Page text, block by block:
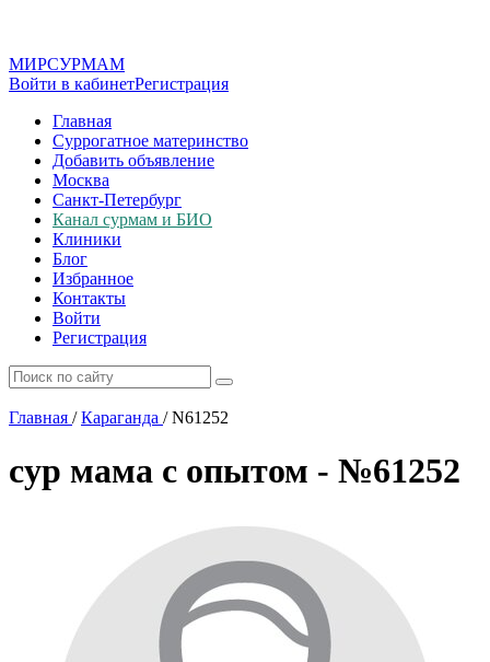
МИРСУРМАМ
Войти в кабинетРегистрация
Главная
Суррогатное материнство
Добавить объявление
Москва
Санкт-Петербург
Канал сурмам и БИО
Клиники
Блог
Избранное
Контакты
Войти
Регистрация
Главная / Караганда /N61252
сур мама с опытом - №61252